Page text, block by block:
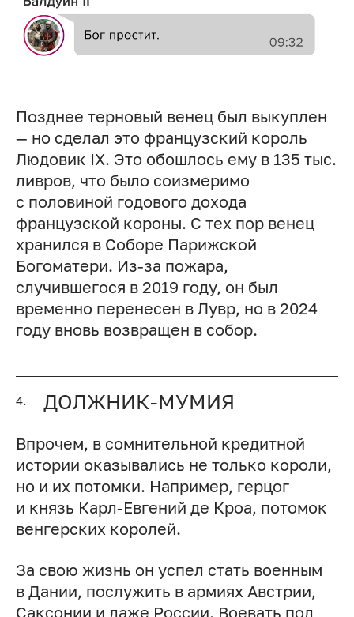
Позднее терновый венец был выкуплен
— но сделал это французский король
Людовик IX. Это обошлось ему в 135 тыс.
ливров, что было соизмеримо
с половиной годового дохода
французской короны. С тех пор венец
хранился в Соборе Парижской
Богоматери. Из-за пожара,
случившегося в 2019 году, он был
временно перенесен в Лувр, но в 2024
году вновь возвращен в собор.
4. ДОЛЖНИК-МУМИЯ
Впрочем, в сомнительной кредитной
истории оказывались не только короли,
но и их потомки. Например, герцог
и князь Карл-Евгений де Кроа, потомок
венгерских королей.
За свою жизнь он успел стать военным
в Дании, послужить в армиях Австрии,
Саксонии и даже России. Воевать под